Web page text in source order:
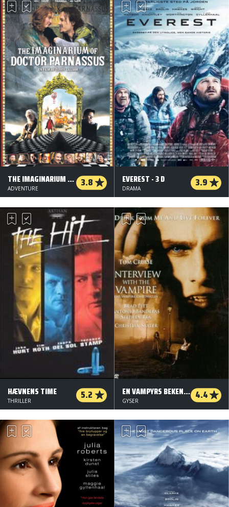
THE IMAGINARIUM OF DR. PARNASSUS 3.8
ADVENTURE
EVEREST - 3 D 3.9
DRAMA
HÆVNENS TIME 5.2
THRILLER
EN VAMPYRS BEKENDELSER 4.4
GYSER